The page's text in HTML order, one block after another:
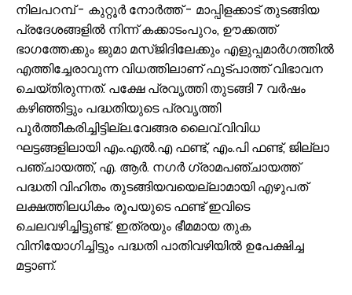
നിലപറമ്പ് - കുറ്റൂർ നോർത്ത് - മാപ്പിളക്കാട് തുടങ്ങിയ
പ്രദേശങ്ങളിൽ നിന്ന് കക്കാടംപുറം, ഊക്കത്ത്
ഭാഗത്തേക്കും ജുമാ മസ്ജിദിലേക്കും എളുപ്പമാർഗത്തിൽ
എത്തിച്ചേരാവുന്ന വിധത്തിലാണ് ഫുട്പാത്ത് വിഭാവന
ചെയ്തിരുന്നത്. പക്ഷേ പ്രവൃത്തി തുടങ്ങി 7 വർഷം
കഴിഞ്ഞിട്ടും പദ്ധതിയുടെ പ്രവൃത്തി
പൂർത്തീകരിച്ചിട്ടില്ല.വേങ്ങര ലൈവ്.വിവിധ
ഘട്ടങ്ങളിലായി എം.എൽ.എ ഫണ്ട്, എം.പി ഫണ്ട്, ജില്ലാ
പഞ്ചായത്ത്, എ. ആർ. നഗർ ഗ്രാമപഞ്ചായത്ത്
പദ്ധതി വിഹിതം തുടങ്ങിയവയെല്ലാമായി എഴുപത്
ലക്ഷത്തിലധികം രൂപയുടെ ഫണ്ട് ഇവിടെ
ചെലവഴിച്ചിട്ടുണ്ട്. ഇത്രയും ഭീമമായ തുക
വിനിയോഗിച്ചിട്ടും പദ്ധതി പാതിവഴിയിൽ ഉപേക്ഷിച്ച
മട്ടാണ്.